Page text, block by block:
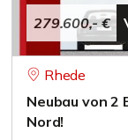
279.600,- €
Rhede
Neubau von 2
Nord!